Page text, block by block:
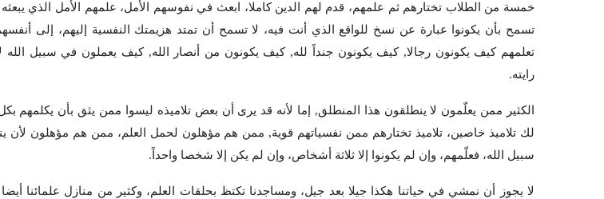
خمسة من الطلاب تختارهم ثم علمهم، قدم لهم الدين كاملا، ابعث في نفوسهم الأمل، علمهم الأمل الذي يبعثه
تسمح بأن يكونوا عبارة عن نسخ للواقع الذي أنت فيه، لا تسمح أن تمتد هزيمتك النفسية إليهم، إلى
تعلمهم كيف يكونون رجالا, كيف يكونون جنداً لله, كيف يكونون من أنصار الله, كيف يعملون في سبيل الله
رايته.
الكثير ممن يعلّمون لا ينطلقون هذا المنطلق, إما لأنه قد يرى أن بعض تلاميذه ليسوا ممن يثق بأن يكلمهم
لك تلاميذ خاصين، تلاميذ تختارهم ممن نفسياتهم قوية, ممن هم مؤهلون لحمل العلم، ممن هم مؤهلون لأن
سبيل الله، فعلّمهم، وإن لم يكونوا إلا ثلاثة أشخاص، وإن لم يكن إلا شخصا واحداً.
لا يجوز أن نمشي في حياتنا هكذا جيلا بعد جيل، ومساجدنا تكتظ بحلقات العلم، وكثير من منازل علمائنا